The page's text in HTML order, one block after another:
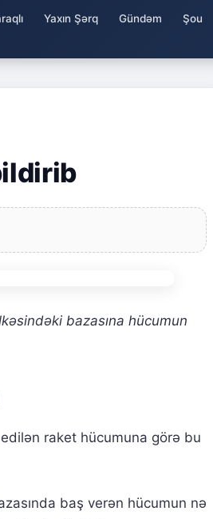
Yaxın Şərq Gündəm Şou
bazasına hücumun
raket hücumuna görə bu
baş verən hücumun nə